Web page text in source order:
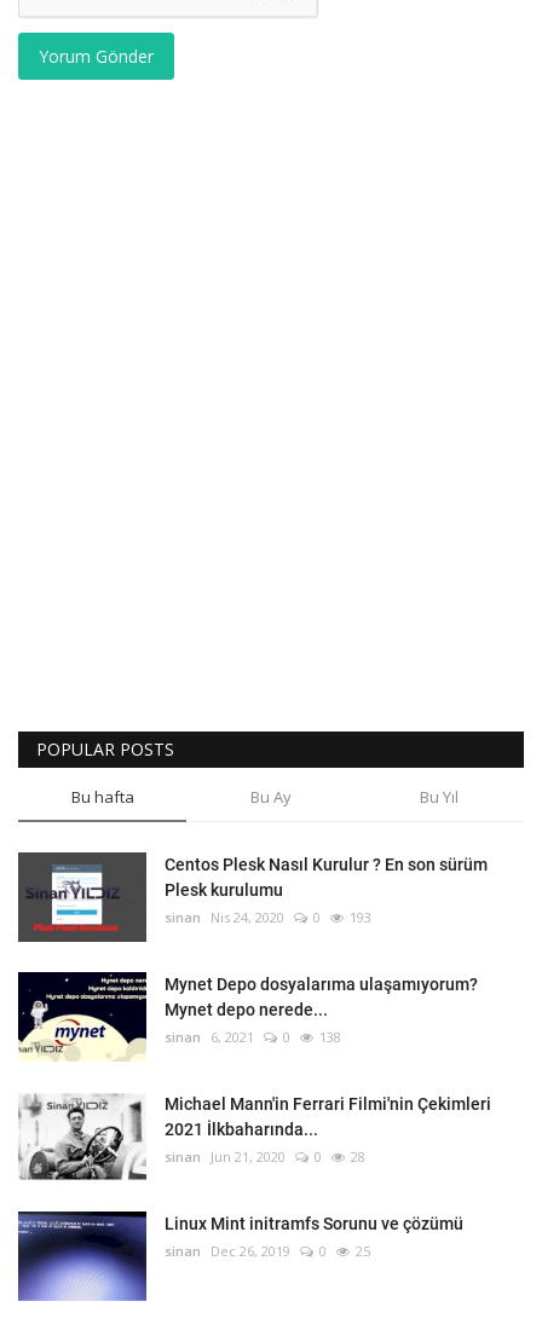
Yorum Gönder
POPULAR POSTS
Bu hafta Bu Ay Bu Yıl
Centos Plesk Nasıl Kurulur ? En son sürüm
Plesk kurulumu
sinan Nis 24, 2020 0 193
Mynet Depo dosyalarıma ulaşamıyorum?
Mynet depo nerede...
sinan 6, 2021 0 138
Michael Mann'in Ferrari Filmi'nin Çekimleri
2021 İlkbaharında...
sinan Jun 21, 2020 0 28
Linux Mint initramfs Sorunu ve çözümü
sinan Dec 26, 2019 0 25